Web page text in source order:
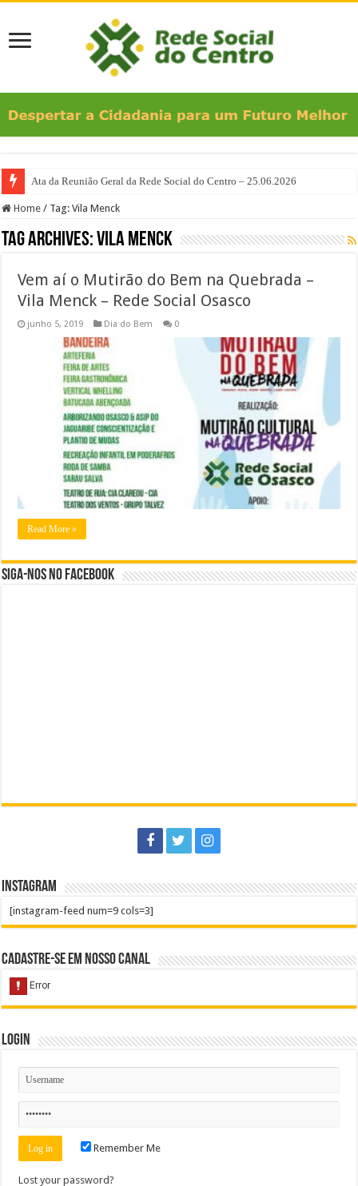
Ata da Reunião Geral da Rede Social do Centro – 25.06.2026
Home / Tag:Vila Menck
Tag Archives:Vila Menck
Vem aí o Mutirão do Bem na Quebrada –
Vila Menck – Rede Social Osasco
junho 5, 2019 Dia do Bem 0
Read More »
Siga-nos no Facebook
Instagram
[instagram-feed num=9 cols=3]
Cadastre-se em nosso Canal
Login
Remember Me
Lost your password?